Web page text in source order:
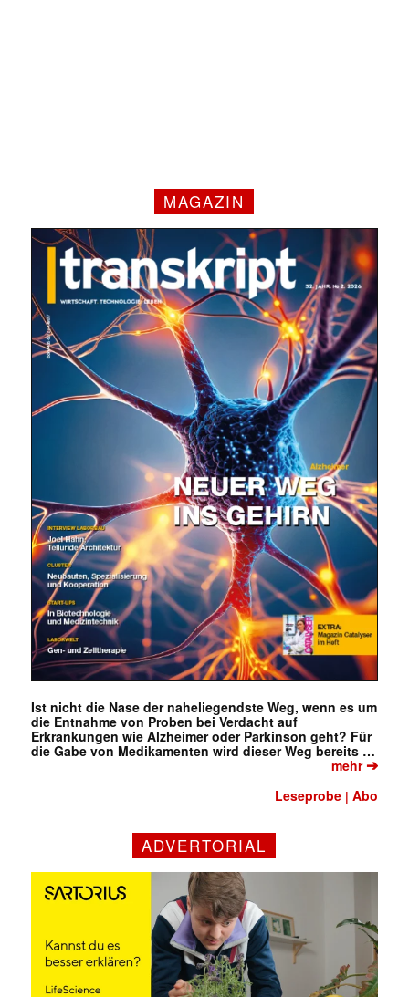
MAGAZIN
Ist nicht die Nase der naheliegendste Weg, wenn es um
die Entnahme von Proben bei Verdacht auf
Erkrankungen wie Alzheimer oder Parkinson geht? Für
die Gabe von Medikamenten wird dieser Weg bereits …
mehr➔
Leseprobe |Abo
ADVERTORIAL